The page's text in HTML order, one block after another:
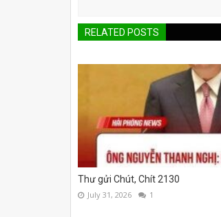
RELATED POSTS
Thư gửi Chút, Chít 2130
July 31, 2026 1